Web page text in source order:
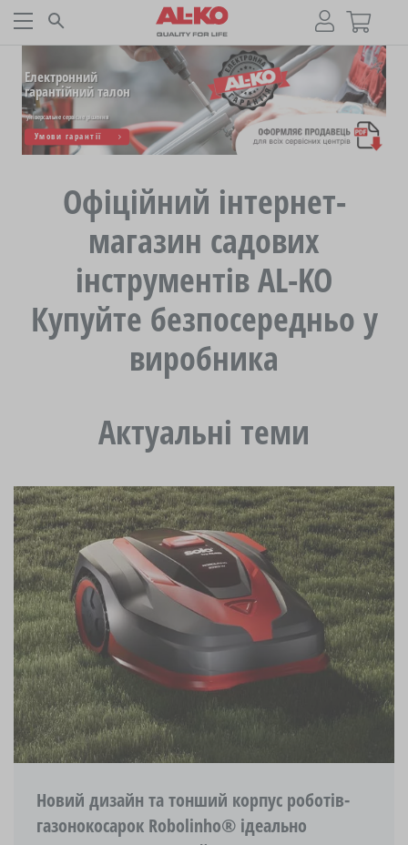
Новинки AL-KO
Відкрийте нові продукти сезону
Огляд інструментів
Офіційний інтернет-
магазин садових
інструментів AL-KO
Купуйте безпосередньо у
виробника
Актуальні теми
Новий дизайн та тонший корпус роботів-
газонокосарок Robolinho® ідеально